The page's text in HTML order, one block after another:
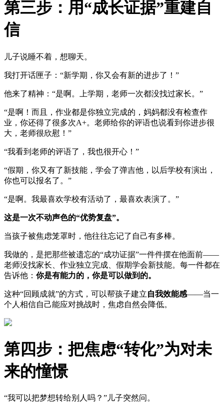
第三步：用“成长证据”重建自
信
儿子说睡不着，想聊天。
我打开话匣子：“新学期，你又会有新的进步了！”
他来了精神：“是啊。上学期，老师一次都没找过家长。”
“是啊！而且，作业都是你独立完成的，妈妈都没有检查作
业，你还得了很多次A+。老师给你的评语也说看到你进步很
大，老师很欣慰！”
“我看到老师的评语了，我也很开心！”
“假期，你又有了新技能，学会了弹吉他，以后学校有演出，
你也可以报名了。”
“是啊。我最喜欢学校有活动了，最喜欢表演了。”
这是一次不动声色的“优势复盘”。
当孩子被焦虑笼罩时，他往往忘记了自己有多棒。
我做的，是把那些被遗忘的“成功证据”一件件摆在他面前——
老师没找家长、作业独立完成、假期学会新技能。每一件都在
告诉他： 你是有能力的，你是可以做到的。
这种“回顾成就”的方式，可以帮孩子建立自我效能感——当一
个人相信自己能应对挑战时，焦虑自然会降低。
第四步：把焦虑“转化”为对未
来的憧憬
“我可以把梦想转给别人吗？”儿子突然问。